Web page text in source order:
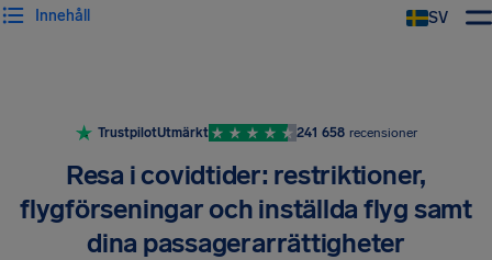
SV
Innehåll
TrustpilotUtmärkt 241 658 recensioner
Resa i covidtider: restriktioner,
flygförseningar och inställda flyg samt
dina passagerarrättigheter